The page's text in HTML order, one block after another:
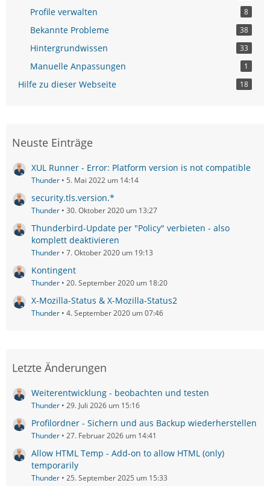
Profile verwalten 8
Bekannte Probleme 38
Hintergrundwissen 33
Manuelle Anpassungen 1
Hilfe zu dieser Webseite 18
Neuste Einträge
XUL Runner - Error: Platform version is not compatible
Thunder 5. Mai 2022 um 14:14
security.tls.version.*
Thunder 30. Oktober 2020 um 13:27
Thunderbird-Update per "Policy" verbieten - also
komplett deaktivieren
Thunder 7. Oktober 2020 um 19:13
Kontingent
Thunder 20. September 2020 um 18:20
X-Mozilla-Status & X-Mozilla-Status2
Thunder 4. September 2020 um 07:46
Letzte Änderungen
Weiterentwicklung - beobachten und testen
Thunder 29. Juli 2026 um 15:16
Profilordner - Sichern und aus Backup wiederherstellen
Thunder 27. Februar 2026 um 14:41
Allow HTML Temp - Add-on to allow HTML (only)
temporarily
Thunder 25. September 2025 um 15:33